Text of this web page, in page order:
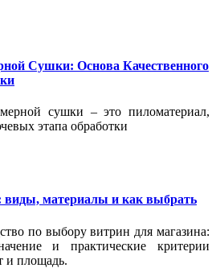
Сушки: Основа Качественного
сушки – это пиломатериал,
этапа обработки
виды, материалы и как выбрать
по выбору витрин для магазина:
и практические критерии
и площадь.